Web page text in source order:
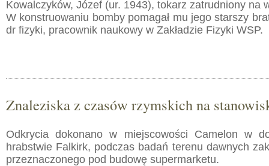
Kowalczyków, Józef (ur. 1943), tokarz zatrudniony na
W konstruowaniu bomby pomagał mu jego starszy
dr fizyki, pracownik naukowy w Zakładzie Fizyki WSP.
Znaleziska z czasów rzymskich na
Odkrycia dokonano w miejscowości Camelon w
hrabstwie Falkirk, podczas badań terenu dawnych
przeznaczonego pod budowę supermarketu.